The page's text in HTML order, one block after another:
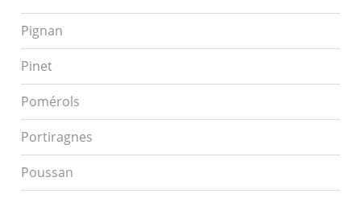
Pignan
Pinet
Pomérols
Portiragnes
Poussan